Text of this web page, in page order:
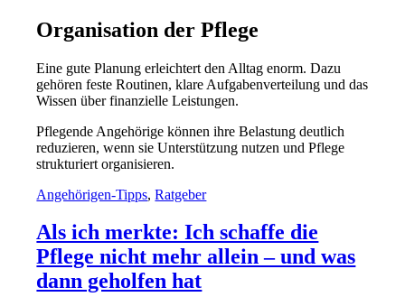
Organisation der Pflege
Eine gute Planung erleichtert den Alltag enorm. Dazu
gehören feste Routinen, klare Aufgabenverteilung und das
Wissen über finanzielle Leistungen.
Pflegende Angehörige können ihre Belastung deutlich
reduzieren, wenn sie Unterstützung nutzen und Pflege
strukturiert organisieren.
Angehörigen-Tipps,Ratgeber
Als ich merkte: Ich schaffe die
Pflege nicht mehr allein – und was
dann geholfen hat